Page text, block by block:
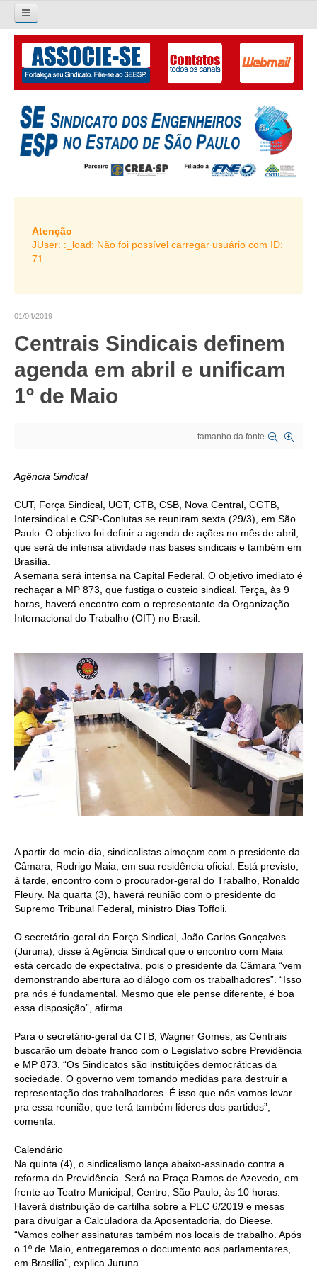
Pesquisar...
O SINDICATO
APRESENTAÇÃO
PALAVRA DO PRESIDENTE
DIRETORIA
LIVRO GESTÃO 2026-2029
SUBSEDES SINDICAIS
ORGANOGRAMA
CRESCE BRASIL
CONSELHO TECNOLÓGICO
HISTÓRICO E ATUAÇÃO
NÚCLEO DA MULHER ENGENHEIRA
TRANSPARÊNCIA
JURÍDICO
CONSULTORIA
CONTRIBUIÇÕES
CONTRIBUIÇÃO ASSISTENCIAL
CONTRIBUIÇÃO ASSOCIATIVA OU ANUIDADE DE SÓCIO
CONTRIBUIÇÃO SINDICAL URBANA
REVISÃO DE APOSENTADORIA
FGTS EXPURGOS
LEGISLAÇÃO
LEI 4.950-A/1966 – PISO SALARIAL
LEI 6.496/1977 – ART
RES 1.002/2002 – CÓDIGO DE ÉTICA
HOMOLOGAÇÕES
PISO SALARIAL
FIQUE POR DENTRO
OPORTUNIDADES
APRESENTAÇÃO
EMPREGO E ESTÁGIO
CARREIRA
AUTÔNOMOS E SERVIÇOS
NEWSLETTER
Atenção
JUser: :_load: Não foi possível carregar usuário com ID:
71
01/04/2019
Centrais Sindicais definem
agenda em abril e unificam
1º de Maio
tamanho da fonte
Agência Sindical
CUT, Força Sindical, UGT, CTB, CSB, Nova Central, CGTB,
Intersindical e CSP-Conlutas se reuniram sexta (29/3), em São
Paulo. O objetivo foi definir a agenda de ações no mês de abril,
que será de intensa atividade nas bases sindicais e também em
Brasília.
A semana será intensa na Capital Federal. O objetivo imediato é
rechaçar a MP 873, que fustiga o custeio sindical. Terça, às 9
horas, haverá encontro com o representante da Organização
Internacional do Trabalho (OIT) no Brasil.
A partir do meio-dia, sindicalistas almoçam com o presidente da
Câmara, Rodrigo Maia, em sua residência oficial. Está previsto,
à tarde, encontro com o procurador-geral do Trabalho, Ronaldo
Fleury. Na quarta (3), haverá reunião com o presidente do
Supremo Tribunal Federal, ministro Dias Toffoli.
O secretário-geral da Força Sindical, João Carlos Gonçalves
(Juruna), disse à Agência Sindical que o encontro com Maia
está cercado de expectativa, pois o presidente da Câmara “vem
demonstrando abertura ao diálogo com os trabalhadores”. “Isso
pra nós é fundamental. Mesmo que ele pense diferente, é boa
essa disposição”, afirma.
Para o secretário-geral da CTB, Wagner Gomes, as Centrais
buscarão um debate franco com o Legislativo sobre Previdência
e MP 873. “Os Sindicatos são instituições democráticas da
sociedade. O governo vem tomando medidas para destruir a
representação dos trabalhadores. É isso que nós vamos levar
pra essa reunião, que terá também líderes dos partidos”,
comenta.
Calendário
Na quinta (4), o sindicalismo lança abaixo-assinado contra a
reforma da Previdência. Será na Praça Ramos de Azevedo, em
frente ao Teatro Municipal, Centro, São Paulo, às 10 horas.
Haverá distribuição de cartilha sobre a PEC 6/2019 e mesas
para divulgar a Calculadora da Aposentadoria, do Dieese.
“Vamos colher assinaturas também nos locais de trabalho. Após
o 1º de Maio, entregaremos o documento aos parlamentares,
em Brasília”, explica Juruna.